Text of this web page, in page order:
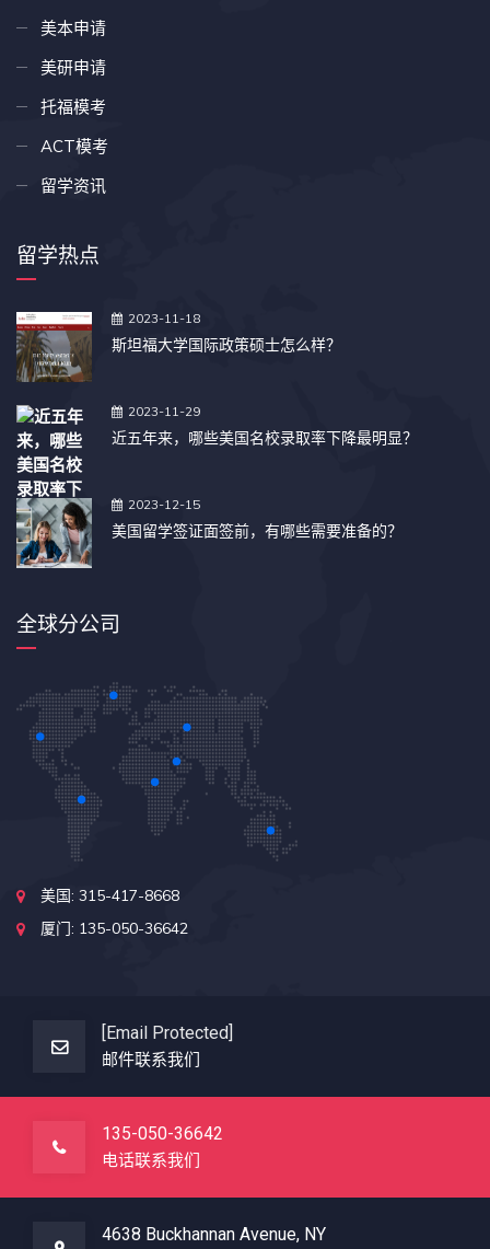
美本申请
美研申请
托福模考
ACT模考
留学资讯
留学热点
2023-11-18
斯坦福大学国际政策硕士怎么样？
2023-11-29
近五年来，哪些美国名校录取率下降最明显？
2023-12-15
美国留学签证面签前，有哪些需要准备的？
全球分公司
美国: 315-417-8668
厦门: 135-050-36642
[email Protected]
邮件联系我们
135-050-36642
电话联系我们
4638 Buckhannan Avenue, NY